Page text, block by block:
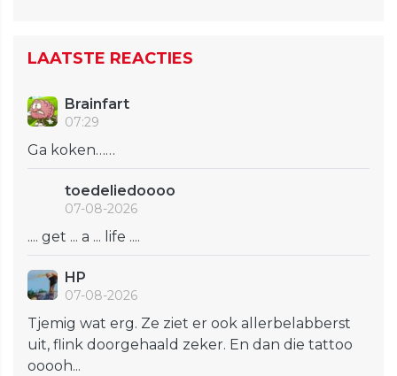
LAATSTE REACTIES
Brainfart
07:29
Ga koken……
toedeliedoooo
07-08-2026
.... get ... a ... life ....
HP
07-08-2026
Tjemig wat erg. Ze ziet er ook allerbelabberst
uit, flink doorgehaald zeker. En dan die tattoo
ooooh...